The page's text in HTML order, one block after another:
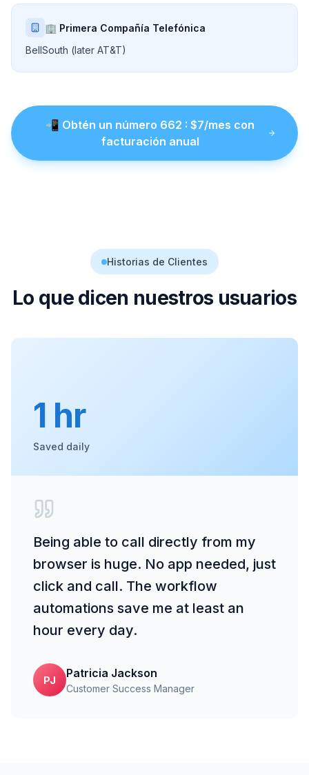
🏢 Primera Compañía Telefónica
BellSouth (later AT&T)
📲 Obtén un número 662 : $7/mes con
facturación anual
Historias de Clientes
Lo que dicen nuestros usuarios
1 hr
Saved daily
Being able to call directly from my
browser is huge. No app needed, just
click and call. The workflow
automations save me at least an
hour every day.
PJ
Patricia Jackson
Customer Success Manager